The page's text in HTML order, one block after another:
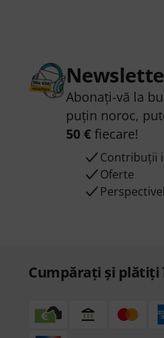
Abonați-vă la
puțin noroc,
50 €fiecare!
Contribuții
Oferte
Cumpărați și plătiți